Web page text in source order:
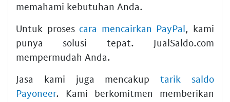
memahami kebutuhan Anda.
Untuk proses cara mencairkan PayPal, kami
punya solusi tepat. JualSaldo.com
mempermudah Anda.
Jasa kami juga mencakuptarik saldo
Payoneer. Kami berkomitmen memberikan